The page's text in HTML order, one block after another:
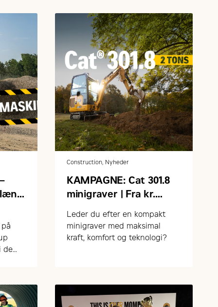
de
Construction, Nyheder
KAMPAGNE: Cat 301.8
minigraver | Fra kr.
udstyr
Leder du efter en kompakt
minigraver med maksimal
kraft, komfort og teknologi?